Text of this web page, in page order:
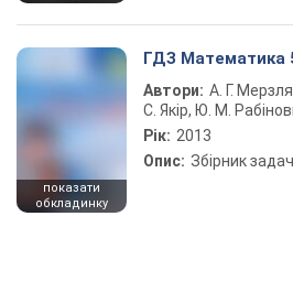
показати
обкладинку
ГДЗ Математика
Автори: А. Г.
С. Якір, Ю. М.
Рік: 2013
Опис: Збірник